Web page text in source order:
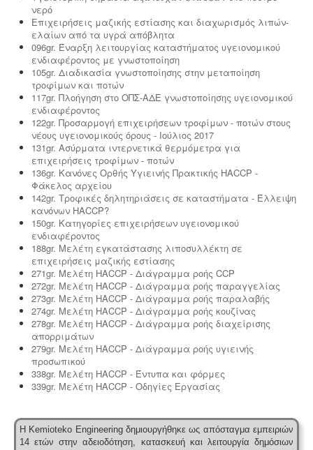
νερό
Επιχειρήσεις μαζικής εστίασης και διαχωρισμός λιπών-
ελαίων από τα υγρά απόβλητα
096gr. Έναρξη λειτουργίας καταστήματος υγειονομικού
ενδιαφέροντος με γνωστοποίηση
105gr. Διαδικασία γνωστοποίησης στην μεταποίηση
τροφίμων και ποτών
117gr. Πλοήγηση στο ΟΠΣ-ΑΔΕ γνωστοποίησης υγειονομικού
ενδιαφέροντος
122gr. Προσαρμογή επιχειρήσεων τροφίμων - ποτών στους
νέους υγειονομικούς όρους - Ιούλιος 2017
131gr. Ασύρματα ιντερνετικά θερμόμετρα για
επιχειρήσεις τροφίμων - ποτών
136gr. Κανόνες Ορθής Υγιεινής Πρακτικής HACCP -
Φάκελος αρχείου
142gr. Τροφικές δηλητηριάσεις σε καταστήματα - Έλλειψη
κανόνων HACCP?
150gr. Κατηγορίες επιχειρήσεων υγειονομικού
ενδιαφέροντος
188gr. Μελέτη εγκατάστασης λιποσυλλέκτη σε
επιχειρήσεις μαζικής εστίασης
271gr. Μελέτη HACCP - Διάγραμμα ροής CCP
272gr. Μελέτη HACCP - Διάγραμμα ροής παραγγελίας
273gr. Μελέτη HACCP - Διάγραμμα ροής παραλαβής
274gr. Μελέτη HACCP - Διάγραμμα ροής κουζίνας
278gr. Μελέτη HACCP - Διάγραμμα ροής διαχείρισης
απορριμάτων
279gr. Μελέτη HACCP - Διάγραμμα ροής υγιεινής
προσωπικού
338gr. Μελέτη HACCP - Έντυπα και φόρμες
339gr. Μελέτη HACCP - Οδηγίες Εργασίας
Η Kemioteko Engineering δημιουργήθηκε ως απόσταγμα εμπειριών
14 ετών στην αδειοδότηση, κατασκευή και λειτουργία δημόσιων